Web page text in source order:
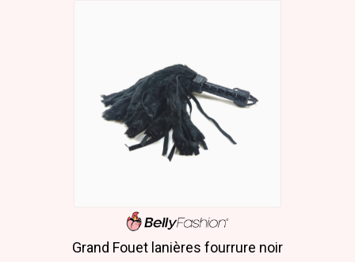
Grand Fouet lanières fourrure noir